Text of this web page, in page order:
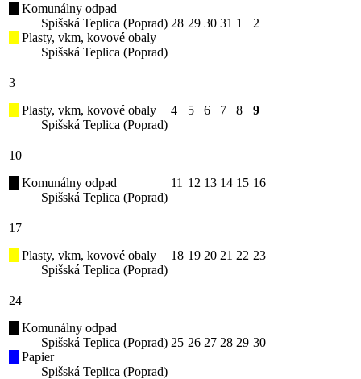
Komunálny odpad
Spišská Teplica (Poprad)
Plasty, vkm, kovové obaly
Spišská Teplica (Poprad)
28 29 30 31 1 2
3
Plasty, vkm, kovové obaly
Spišská Teplica (Poprad)
4 5 6 7 8 9
10
Komunálny odpad
Spišská Teplica (Poprad)
11 12 13 14 15 16
17
Plasty, vkm, kovové obaly
Spišská Teplica (Poprad)
18 19 20 21 22 23
24
Komunálny odpad
Spišská Teplica (Poprad)
Papier
Spišská Teplica (Poprad)
25 26 27 28 29 30